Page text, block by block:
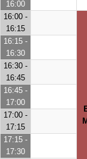
16:00
16:00 -
16:15
16:15 -
16:30
16:30 -
16:45
16:45 -
17:00
17:00 -
17:15
17:15 -
17:30